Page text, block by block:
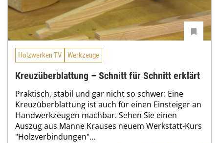
Holzwerken TV Werkzeuge
Kreuzüberblattung – Schnitt für Schnitt erklärt
Praktisch, stabil und gar nicht so schwer: Eine
Kreuzüberblattung ist auch für einen Einsteiger an
Handwerkzeugen machbar. Sehen Sie einen
Auszug aus Manne Krauses neuem Werkstatt-Kurs
"Holzverbindungen"...